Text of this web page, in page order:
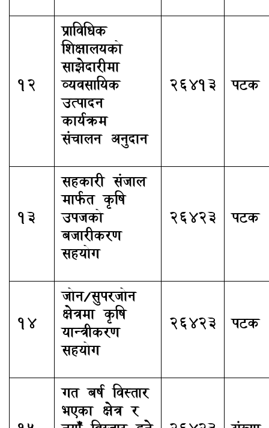
12
प्राविधिक
शिक्षालयको
साझेदारीमा
व्यवसायिक
उत्पादन
कार्यक्रम
संचालन अनुदान
26413 पटक
13
सहकारी संजाल
मार्फत कृषि
उपजको
बजारीकरण
सहयोग
26423 पटक
14
जोन/सुपरजोन
क्षेत्रमा कृषि
यान्त्रीकरण
सहयोग
26423 पटक
गत बर्ष विस्तार
भएका क्षेत्र र